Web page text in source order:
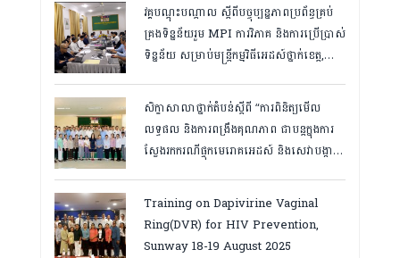
វគ្គបណ្ដុះបណ្តាល ស្តីពីបច្ចុប្បន្នភាពប្រព័ន្ធគ្រប់
គ្រងទិន្នន័យរួម MPI ការវិភាគ និងការប្រើប្រាស់
ទិន្នន័យ សម្រាប់មន្រ្តីកម្មវិធីអេដស៍ថ្នាក់ខេត្ត,
សិក្ខាសាលាថ្នាក់តំបន់ស្តីពី “ការពិនិត្យមើល
លទ្ធផល និងការពង្រឹងគុណភាព ជាបន្តក្នុងការ
ស្វែងរកករណីផ្ទុកមេរោគអេដស៍ និងសេវាបង្ការ
សម្រេចគោលដៅ ៩៥-៩៥-៩៥”, តាកែវ
ថ្ងៃទី១២-១៣ សីហា ២០២៥
Training on Dapivirine Vaginal
Ring(DVR) for HIV Prevention,
Sunway 18-19 August 2025